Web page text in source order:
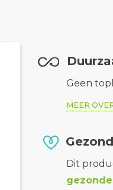
Geen
MEER
Dit